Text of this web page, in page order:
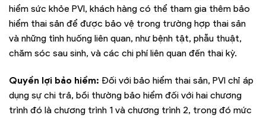
hiểm sức khỏe PVI, khách hàng có thể tham gia thêm bảo
hiểm thai sản để được bảo vệ trong trường hợp thai sản
và những tình huống liên quan, như bệnh tật, phẫu thuật,
chăm sóc sau sinh, và các chi phí liên quan đến thai kỳ.
Quyền lợi bảo hiểm: Đối với bảo hiểm thai sản, PVI chỉ áp
dụng sự chi trả, bồi thường bảo hiểm đối với hai chương
trình đó là chương trình 1 và chương trình 2, trong đó mức